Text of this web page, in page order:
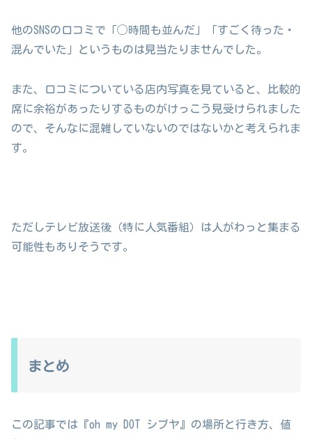
他のSNSの口コミで「◯時間も並んだ」「すごく待った・
混んでいた」というものは見当たりませんでした。
また、口コミについている店内写真を見ていると、比較的
席に余裕があったりするものがけっこう見受けられました
ので、そんなに混雑していないのではないかと考えられま
す。
ただしテレビ放送後（特に人気番組）は人がわっと集まる
可能性もありそうです。
まとめ
この記事では『oh my DOT シブヤ』の場所と行き方、値